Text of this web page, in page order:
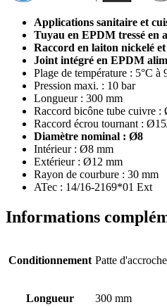
Applications sanitaire et
Tuyau en EPDM tressé en
Raccord en laiton nickelé
Joint intégré en EPDM
Plage de température : 5°C à
Pression maxi. : 10 bar
Longueur : 300 mm
Raccord bicône tube cuivre :
Raccord écrou tournant :
Diamètre nominal : Ø8
Intérieur : Ø8 mm
Extérieur : Ø12 mm
Rayon de courbure : 30 mm
ATec : 14/16-2169*01 Ext
Informations
Conditionnement Patte d'accroche
Longueur 300 mm